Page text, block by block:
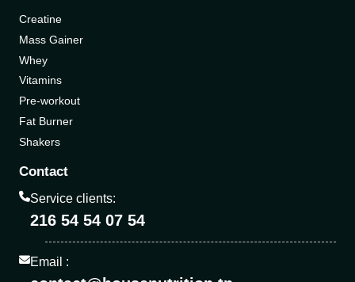
Creatine
Mass Gainer
Whey
Vitamins
Pre-workout
Fat Burner
Shakers
Contact
Service clients:
216 54 54 07 54
Email :